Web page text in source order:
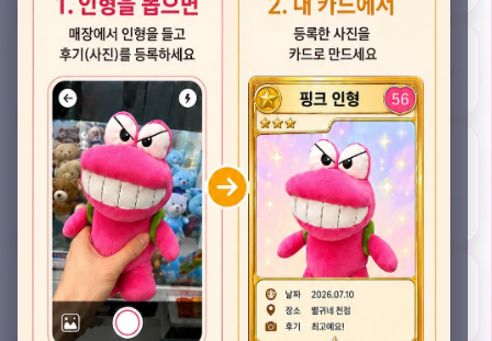
게임플렉스 불당동점
★★★☆☆ 2.5 후기 4
뽑기랜드
★★★★★ 4.7후기 49
픽스팟 불당점
충청남도 천안시 서북구 불당33길 47, 106호 (불당동)
★☆☆☆☆ 1 후기 1